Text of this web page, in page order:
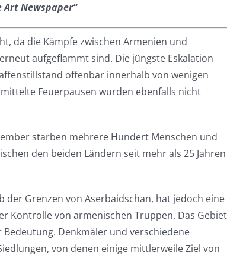
Art Newspaper“
da die Kämpfe zwischen Armenien und
aufgeflammt sind. Die jüngste Eskalation
offenbar innerhalb von wenigen
Feuerpausen wurden ebenfalls nicht
starben mehrere Hundert Menschen und
den beiden Ländern seit mehr als 25 Jahren
der Grenzen von Aserbaidschan, hat jedoch eine
Kontrolle von armenischen Truppen. Das Gebiet
Denkmäler und verschiedene
von denen einige mittlerweile Ziel von